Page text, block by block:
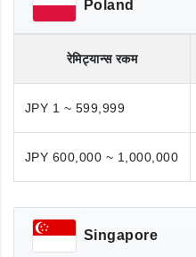
Poland
रेमिट्यान्स रकम
JPY 1 ~ 599,999
JPY 600,000 ~ 1,000,000
Singapore